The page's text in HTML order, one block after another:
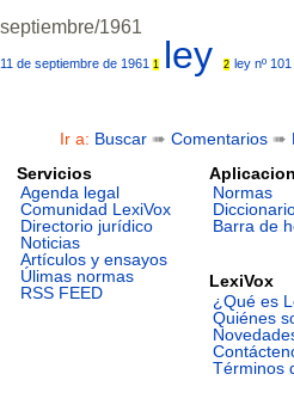
septiembre/1961
11 de septiembre de 1961 1 ley 2 ley nº 101
Ir a: Buscar➠ Comentarios➠
Servicios
Agenda legal
Comunidad LexiVox
Directorio jurídico
Noticias
Artículos y ensayos
Úlimas normas
RSS FEED
Normas
Barra de
LexiVox
¿Qué es
Quiénes
Términos